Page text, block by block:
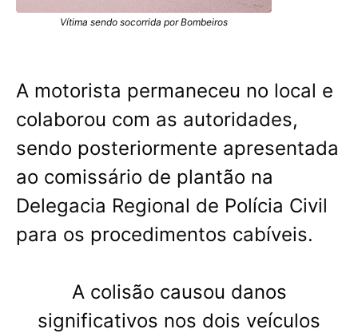
Vítima sendo socorrida por Bombeiros
A motorista permaneceu no local e
colaborou com as autoridades,
sendo posteriormente apresentada
ao comissário de plantão na
Delegacia Regional de Polícia Civil
para os procedimentos cabíveis.
A colisão causou danos
significativos nos dois veículos